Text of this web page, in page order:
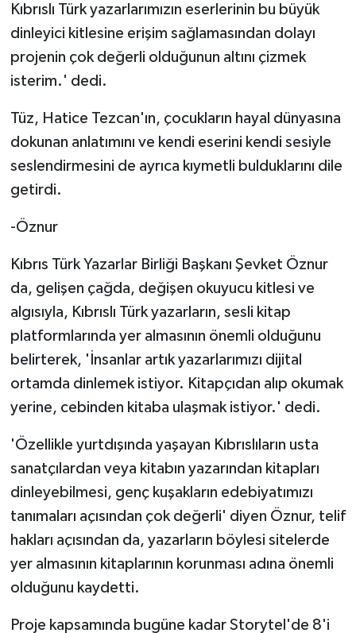
Kıbrıslı Türk yazarlarımızın eserlerinin bu büyük
dinleyici kitlesine erişim sağlamasından dolayı
projenin çok değerli olduğunun altını çizmek
isterim.' dedi.
Tüz, Hatice Tezcan'ın, çocukların hayal dünyasına
dokunan anlatımını ve kendi eserini kendi sesiyle
seslendirmesini de ayrıca kıymetli bulduklarını dile
getirdi.
-Öznur
Kıbrıs Türk Yazarlar Birliği Başkanı Şevket Öznur
da, gelişen çağda, değişen okuyucu kitlesi ve
algısıyla, Kıbrıslı Türk yazarların, sesli kitap
platformlarında yer almasının önemli olduğunu
belirterek, 'İnsanlar artık yazarlarımızı dijital
ortamda dinlemek istiyor. Kitapçıdan alıp okumak
yerine, cebinden kitaba ulaşmak istiyor.' dedi.
'Özellikle yurtdışında yaşayan Kıbrıslıların usta
sanatçılardan veya kitabın yazarından kitapları
dinleyebilmesi, genç kuşakların edebiyatımızı
tanımaları açısından çok değerli' diyen Öznur, telif
hakları açısından da, yazarların böylesi sitelerde
yer almasının kitaplarının korunması adına önemli
olduğunu kaydetti.
Proje kapsamında bugüne kadar Storytel'de 8'i